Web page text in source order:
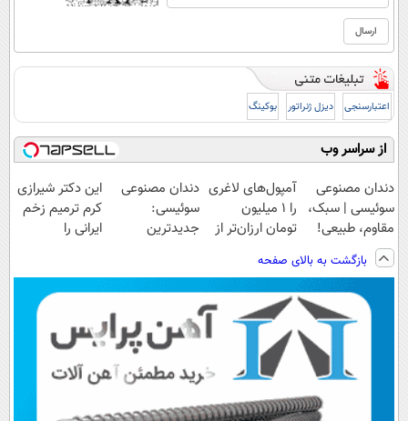
اعتبارسنجی دیزل ژنراتور بوکینگ
از سراسر وب
دندان مصنوعی
سوئیسی | سبک،
مقاوم، طبیعی!
ویزیت
رایگان+پرداخت
اقساطی😍
آمپول‌های لاغری
را ۱ میلیون
تومان ارزان‌تر از
دندان مصنوعی
سوئیسی:
جدیدترین
پرداخت قسطی
این دکتر شیرازی
کرم ترمیم زخم
ایرانی را
بازگشت به بالای صفحه